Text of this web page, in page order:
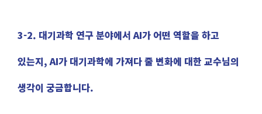
3-2. 대기과학 연구 분야에서 AI가 어떤 역할을 하고
있는지, AI가 대기과학에 가져다 줄 변화에 대한 교수님의
생각이 궁금합니다.